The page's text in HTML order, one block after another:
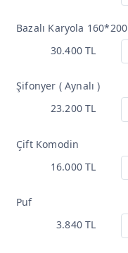
Bazalı Karyola 160*200
30.400 TL
Şifonyer ( Aynalı )
23.200 TL
Çift Komodin
16.000 TL
Puf
3.840 TL